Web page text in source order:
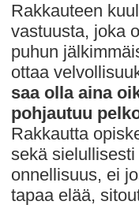
Rakkauteen
vastuusta, joka
puhun
ottaa
saa olla aina
pohjautuu
Rakkautta
sekä
onnellisuus, ei
tapaa elää,